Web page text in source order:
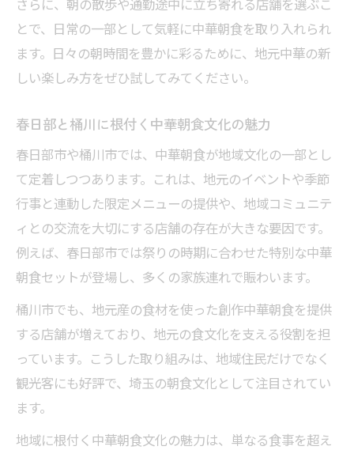
さらに、朝の散歩や通勤途中に立ち寄れる店舗を選ぶこ
とで、日常の一部として気軽に中華朝食を取り入れられ
ます。日々の朝時間を豊かに彩るために、地元中華の新
しい楽しみ方をぜひ試してみてください。
春日部と桶川に根付く中華朝食文化の魅力
春日部市や桶川市では、中華朝食が地域文化の一部とし
て定着しつつあります。これは、地元のイベントや季節
行事と連動した限定メニューの提供や、地域コミュニテ
ィとの交流を大切にする店舗の存在が大きな要因です。
例えば、春日部市では祭りの時期に合わせた特別な中華
朝食セットが登場し、多くの家族連れで賑わいます。
桶川市でも、地元産の食材を使った創作中華朝食を提供
する店舗が増えており、地元の食文化を支える役割を担
っています。こうした取り組みは、地域住民だけでなく
観光客にも好評で、埼玉の朝食文化として注目されてい
ます。
地域に根付く中華朝食文化の魅力は、単なる食事を超え